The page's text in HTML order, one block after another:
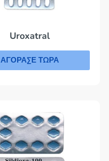
Uroxatral
ΑΓΟΡΑΣΕ ΤΩΡΑ